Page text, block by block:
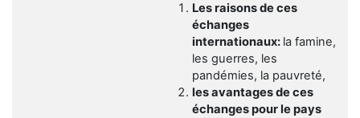
Les raisons de ces
échanges
internationaux: la famine,
les guerres, les
pandémies, la pauvreté,
les avantages de ces
échanges pour le pays